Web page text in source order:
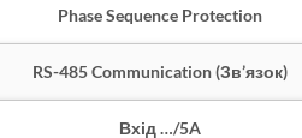
Phase Sequence Protection
RS-485 Communication (Зв’язок)
Вхід …/5A